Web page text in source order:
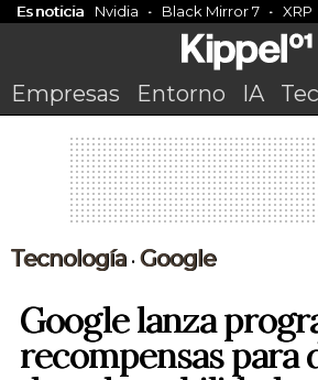
Es noticia Nvidia Black Mirror 7 XRP
Empresas Entorno IA
Tecnología• Google
Google lanza
recompensas para